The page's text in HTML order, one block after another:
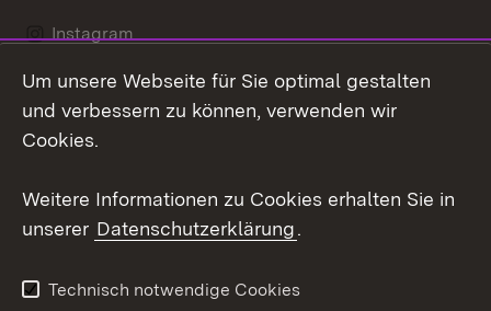
Instagram
Social Wall
Barrierefreiheit
Benutzungshinweise
Um unsere Webseite für Sie optimal gestalten
und verbessern zu können, verwenden wir
Cookies.
Weitere Informationen zu Cookies erhalten Sie in
unserer Datenschutzerklärung.
Technisch notwendige Cookies